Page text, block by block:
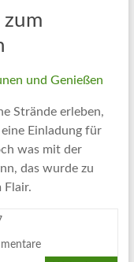
zum
Strände erleben,
Einladung für
was mit der
das wurde zu
Flair.